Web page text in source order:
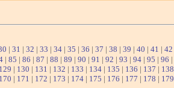
| 31 | 32 | 33 | 34 | 35 | 36 | 37 | 38 | 39 | 40 | 41 | 42
| 85 | 86 | 87 | 88 | 89 | 90 | 91 | 92 | 93 | 94 | 95 | 96 |
129 | 130 | 131 | 132 | 133 | 134 | 135 | 136 | 137 | 138
170 | 171 | 172 | 173 | 174 | 175 | 176 | 177 | 178 | 179